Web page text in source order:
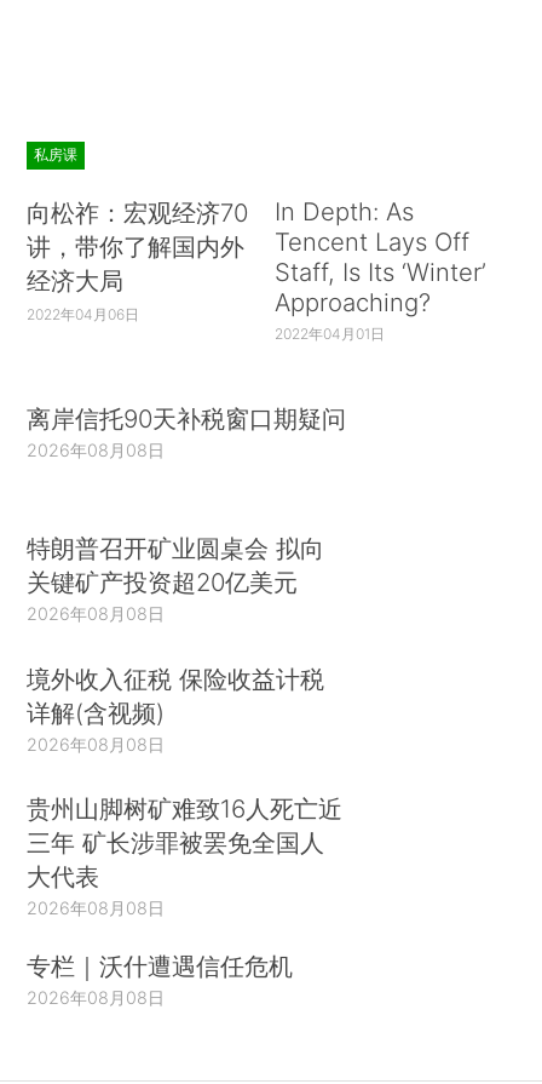
私房课
向松祚：宏观经济70
讲，带你了解国内外
经济大局
2022年04月06日
In Depth: As
Tencent Lays Off
Staff, Is Its ‘Winter’
Approaching?
2022年04月01日
离岸信托90天补税窗口期疑问
2026年08月08日
特朗普召开矿业圆桌会 拟向
关键矿产投资超20亿美元
2026年08月08日
境外收入征税 保险收益计税
详解(含视频)
2026年08月08日
贵州山脚树矿难致16人死亡近
三年 矿长涉罪被罢免全国人
大代表
2026年08月08日
专栏｜沃什遭遇信任危机
2026年08月08日